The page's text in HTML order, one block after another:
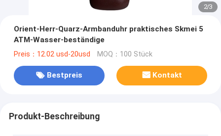
2/3
Orient-Herr-Quarz-Armbanduhr praktisches Skmei 5
ATM-Wasser-beständige
Preis：12.02 usd-20usd MOQ：100 Stück
Bestpreis Kontakt
Produkt-Beschreibung